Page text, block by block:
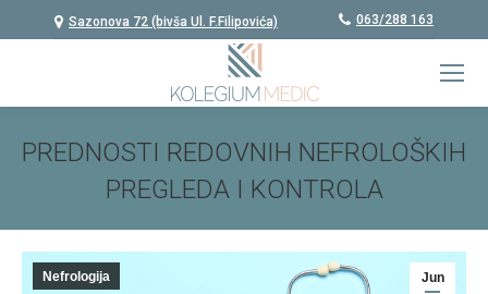
Sazonova 72 (bivša Ul. F.Filipovića) 063/288 163
PREDNOSTI REDOVNIH NEFROLOŠKIH
PREGLEDA I KONTROLA
Jun
Nefrologija